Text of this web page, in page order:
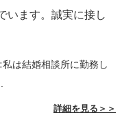
います。誠実に接し
私は結婚相談所に勤務し
詳細を見る＞＞